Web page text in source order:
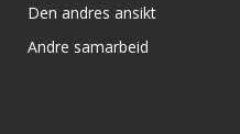
Den andres ansikt
Andre samarbeid